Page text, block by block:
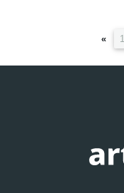
« 1